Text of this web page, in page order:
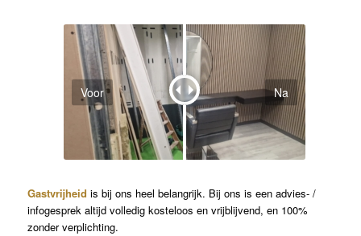
Voor Na
Gastvrijheid is bij ons heel belangrijk. Bij ons is een advies- /
infogesprek altijd volledig kosteloos en vrijblijvend, en 100%
zonder verplichting.